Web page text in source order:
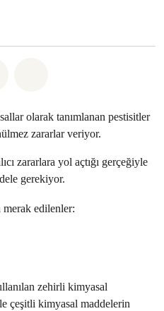
olarak tanımlanan pestisitler
zararlar veriyor.
zararlara yol açtığı gerçeğiyle
gerekiyor.
merak edilenler:
zehirli kimyasal
çeşitli kimyasal maddelerin